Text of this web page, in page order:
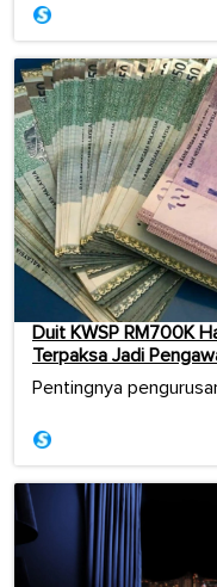
Duit KWSP RM700K
Terpaksa Jadi
Pentingnya